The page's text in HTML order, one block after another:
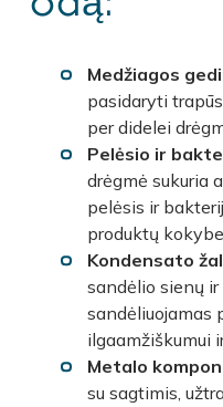
Medžiagos
pasidaryti
per didelei
Pelėsio ir
drėgmė sukuria
pelėsis ir
produktų
Kondensato
sandėlio sienų
sandėliuojamas
ilgaamžiškumui
Metalo
su sagtimis,